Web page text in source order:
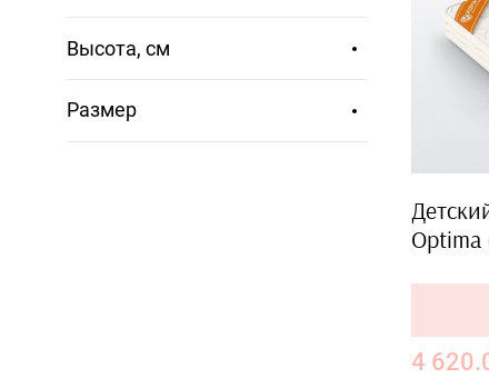
Высота, см
Размер
Optima
4